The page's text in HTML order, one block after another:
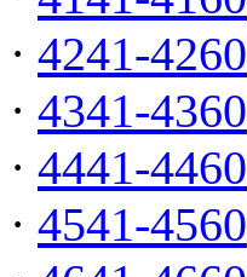
· 4241-4260
· 4341-4360
· 4441-4460
· 4541-4560